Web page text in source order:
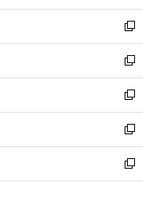
開
く
ウ
で
開
く
ン
ド
ウ
で
開
く
ウ
ィ
ン
ド
ウ
で
開
く
新
し
い
ウ
ィ
ン
ド
ウ
で
開
新
し
い
ウ
ィ
ン
ド
ウ
新
し
い
ウ
ィ
ン
新
し
い
ウ
新
し